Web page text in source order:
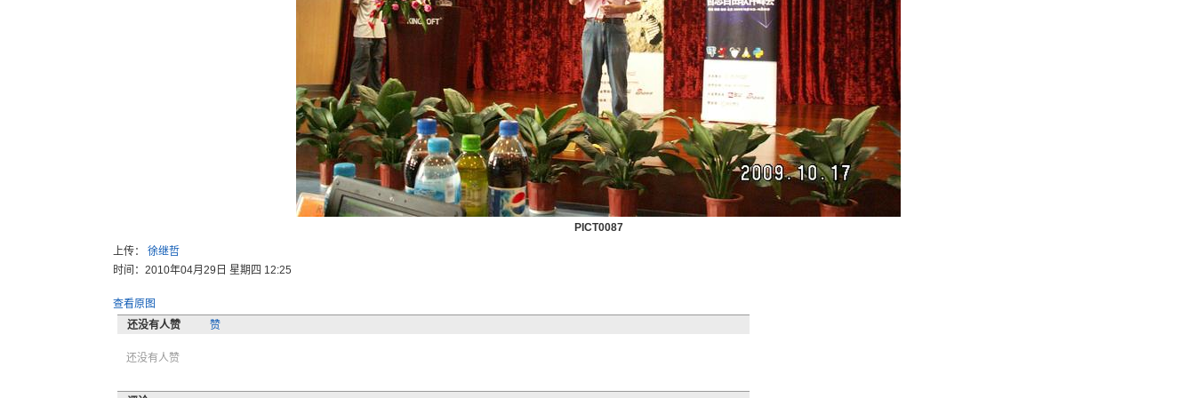
PICT0087
上传： 徐继哲
时间：2010年04月29日 星期四 12:25
查看原图
还没有人赞
赞
还没有人赞